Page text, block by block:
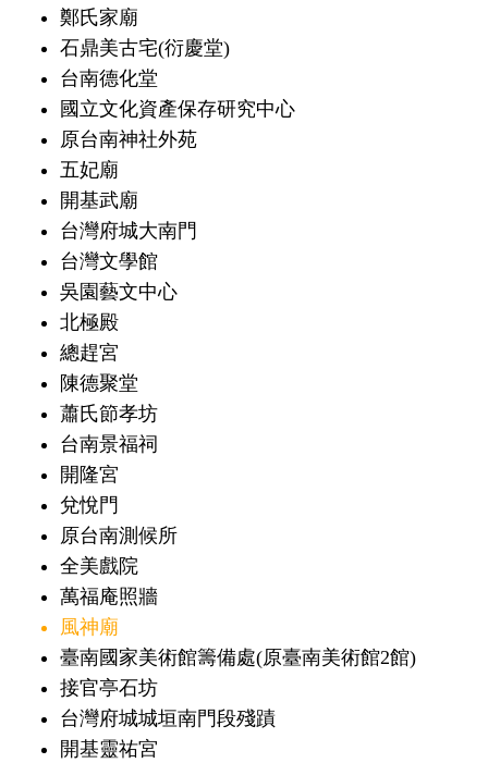
鄭氏家廟
石鼎美古宅(衍慶堂)
台南德化堂
國立文化資產保存研究中心
原台南神社外苑
五妃廟
開基武廟
台灣府城大南門
台灣文學館
吳園藝文中心
北極殿
總趕宮
陳德聚堂
蕭氏節孝坊
台南景福祠
開隆宮
兌悅門
原台南測候所
全美戲院
萬福庵照牆
風神廟
臺南國家美術館籌備處(原臺南美術館2館)
接官亭石坊
台灣府城城垣南門段殘蹟
開基靈祐宮